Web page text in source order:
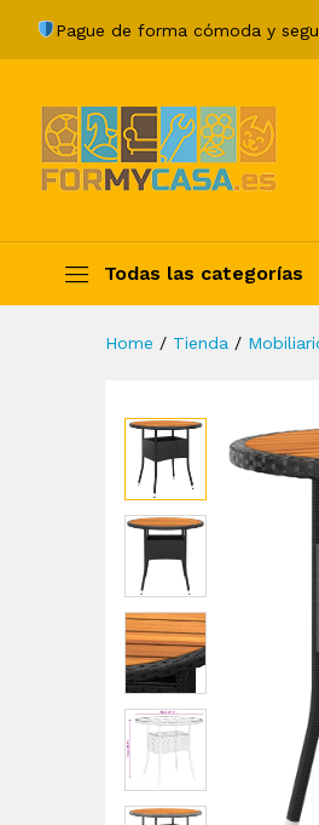
Pague de forma cómoda y
Todas las categorías
Producto para mascotas
y animales
Home / Tienda /
Description